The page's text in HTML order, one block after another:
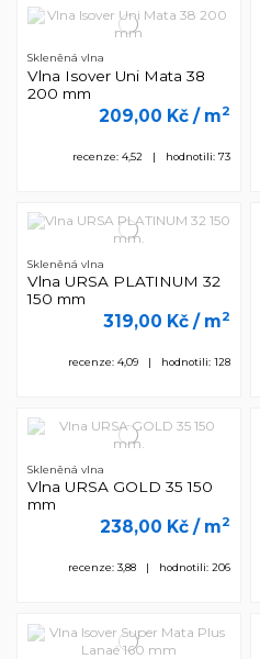
Skleněná vlna
Vlna Isover Uni Mata 38
200 mm
209,00 Kč / m2
recenze: 4,52 | hodnotili: 73
Skleněná vlna
Vlna URSA PLATINUM 32
150 mm
319,00 Kč / m2
recenze: 4,09 | hodnotili: 128
Skleněná vlna
Vlna URSA GOLD 35 150
mm
238,00 Kč / m2
recenze: 3,88 | hodnotili: 206